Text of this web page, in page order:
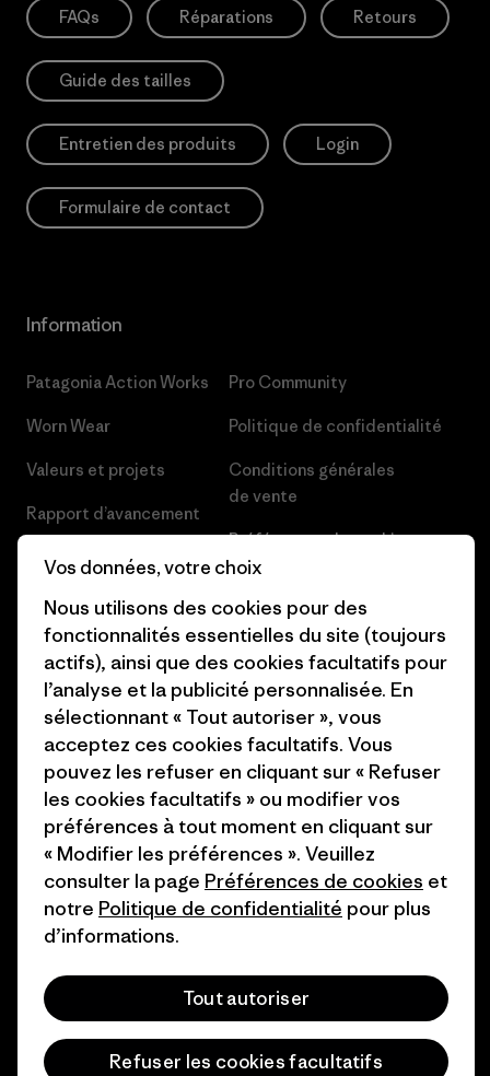
FAQs Réparations Retours
Guide des tailles
Entretien des produits Login
Formulaire de contact
Information
Patagonia Action Works
Worn Wear
Valeurs et projets
Rapport d’avancement
Business Unusual
Objectifs climatiques
1% For The Planet
Comment nous finançons
Nos magasins
Pro Community
Politique de confidentialité
Conditions générales
de vente
Préférences de cookie
Presse et media
Industry program
Programme d’affiliation
Patagonia France Plan du site
© 2026 Patagonia, Inc. All Rights Reserved.
français
Vos données, votre choix
Nous utilisons des cookies pour des
fonctionnalités essentielles du site (toujours
actifs), ainsi que des cookies facultatifs pour
l’analyse et la publicité personnalisée. En
sélectionnant « Tout autoriser », vous
acceptez ces cookies facultatifs. Vous
pouvez les refuser en cliquant sur « Refuser
les cookies facultatifs » ou modifier vos
préférences à tout moment en cliquant sur
« Modifier les préférences ». Veuillez
consulter la page Préférences de cookies et
notre Politique de confidentialité pour plus
d’informations.
Tout autoriser
Refuser les cookies facultatifs